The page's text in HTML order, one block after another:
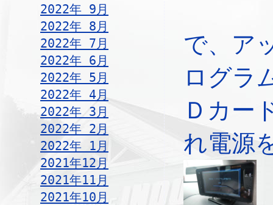
2022年 9月
2022年 8月
2022年 7月
2022年 6月
2022年 5月
2022年 4月
2022年 3月
2022年 2月
2022年 1月
2021年12月
2021年11月
2021年10月
で、ア
ログラ
Ｄカー
れ電源